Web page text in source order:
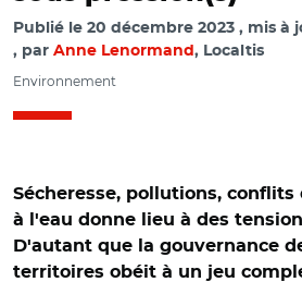
Publié le 20 décembre 2023 mis à
par Anne Lenormand , Localtis
Environnement
Sécheresse, pollutions, conflits
à l'eau donne lieu à des
D'autant que la gouvernance
territoires obéit à un jeu